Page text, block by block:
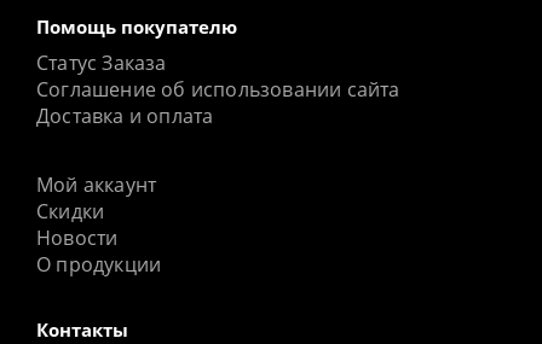
Помощь покупателю
Статус Заказа
Соглашение об использовании сайта
Доставка и оплата
Мой аккаунт
Скидки
Новости
О продукции
Контакты